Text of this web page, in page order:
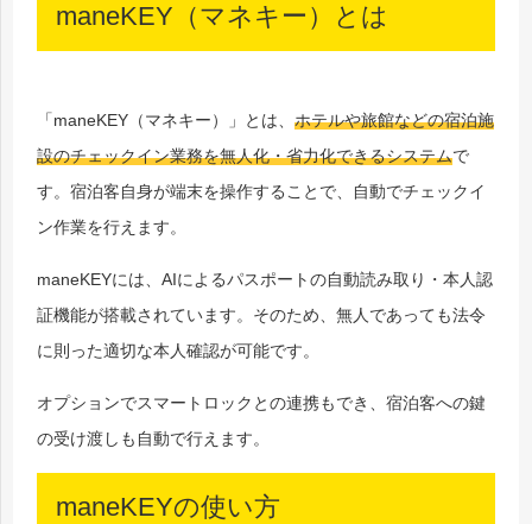
maneKEY（マネキー）とは
「maneKEY（マネキー）」とは、ホテルや旅館などの宿泊施
設のチェックイン業務を無人化・省力化できるシステムで
す。宿泊客自身が端末を操作することで、自動でチェックイ
ン作業を行えます。
maneKEYには、AIによるパスポートの自動読み取り・本人認
証機能が搭載されています。そのため、無人であっても法令
に則った適切な本人確認が可能です。
オプションでスマートロックとの連携もでき、宿泊客への鍵
の受け渡しも自動で行えます。
maneKEYの使い方